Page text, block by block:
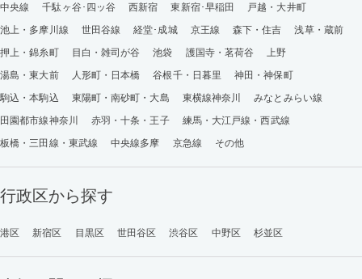
中央線
千駄ヶ谷･四ッ谷 西新宿 東新宿･早稲田
戸越・大井町
池上・多摩川線
世田谷線 経堂･成城 京王線 森下・住吉
浅草・蔵前
押上・錦糸町
目白・雑司が谷 池袋 護国寺・茗荷谷
上野
湯島・東大前
人形町・日本橋 谷根千・日暮里
神田・神保町
駒込・本駒込
東陽町・南砂町・大島 東横線神奈川
みなとみらい線
田園都市線神奈川
赤羽・十条・王子
練馬・大江戸線・西武線
板橋・三田線・東武線
中央線多摩 京急線 その他
行政区から探す
港区 新宿区 目黒区 世田谷区 渋谷区 中野区 杉並区